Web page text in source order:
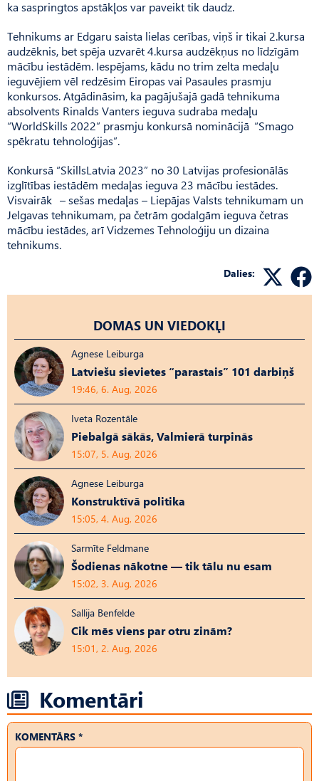
ka saspringtos apstākļos var paveikt tik daudz.
Tehnikums ar Edgaru saista lielas cerības, viņš ir tikai 2.kursa
audzēknis, bet spēja uzvarēt 4.kursa audzēkņus no līdzīgām
mācību iestādēm. Iespējams, kādu no trim zelta medaļu
ieguvējiem vēl redzēsim Eiropas vai Pa­saules prasmju
konkursos. At­gādināsim, ka pagājušajā gadā tehnikuma
absolvents Rinalds Vanters ieguva sudraba medaļu
“WorldSkills 2022” prasmju konkursā nominācijā “Smago
spēkratu tehnoloģijas”.
Konkursā “SkillsLatvia 2023” no 30 Latvijas profesionālās
izglītības iestādēm medaļas ieguva 23 mācību iestādes.
Visvairāk – sešas medaļas – Liepājas Valsts tehnikumam un
Jelgavas tehnikumam, pa četrām godalgām ieguva četras
mācību iestādes, arī Vidzemes Tehnoloģiju un dizaina
tehnikums.
Dalies:
DOMAS UN VIEDOKĻI
Agnese Leiburga
Latviešu sievietes “parastais” 101 darbiņš
19:46, 6. Aug, 2026
Iveta Rozentāle
Piebalgā sākās, Valmierā turpinās
15:07, 5. Aug, 2026
Agnese Leiburga
Konstruktīvā politika
15:05, 4. Aug, 2026
Sarmīte Feldmane
Šodienas nākotne — tik tālu nu esam
15:02, 3. Aug, 2026
Sallija Benfelde
Cik mēs viens par otru zinām?
15:01, 2. Aug, 2026
Komentāri
KOMENTĀRS *